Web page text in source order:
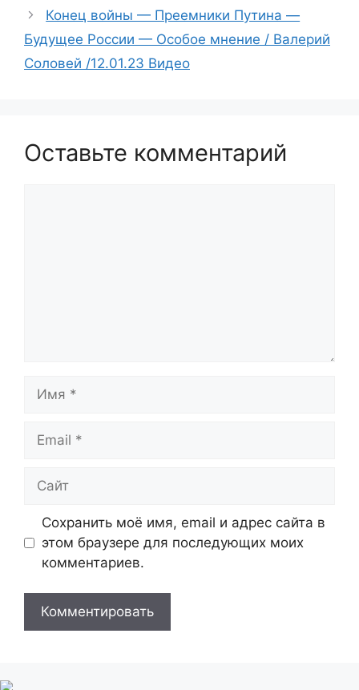
Конец войны — Преемники Путина —
Будущее России — Особое мнение / Валерий
Соловей /12.01.23 Видео
Оставьте комментарий
Сохранить моё имя, email и адрес сайта в
этом браузере для последующих моих
комментариев.